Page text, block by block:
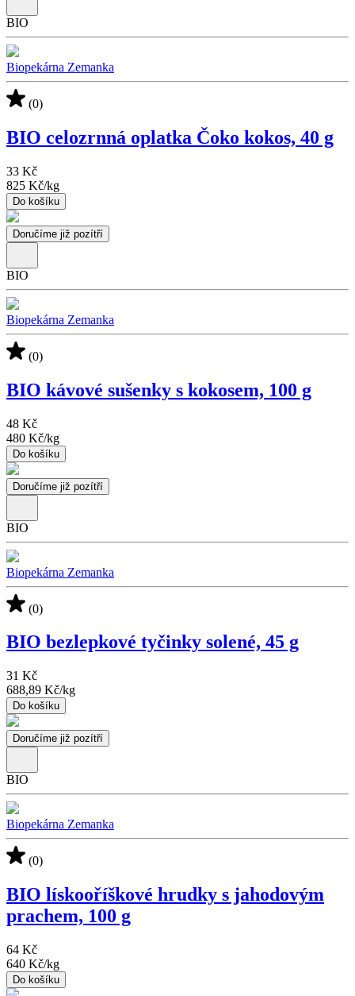
BIO
Biopekárna Zemanka
(0)
BIO celozrnná oplatka Čoko kokos, 40 g
33 Kč
825 Kč/kg
Do košíku
Doručíme již pozítří
BIO
Biopekárna Zemanka
(0)
BIO kávové sušenky s kokosem, 100 g
48 Kč
480 Kč/kg
Do košíku
Doručíme již pozítří
BIO
Biopekárna Zemanka
(0)
BIO bezlepkové tyčinky solené, 45 g
31 Kč
688,89 Kč/kg
Do košíku
Doručíme již pozítří
BIO
Biopekárna Zemanka
(0)
BIO lískooříškové hrudky s jahodovým
prachem, 100 g
64 Kč
640 Kč/kg
Do košíku